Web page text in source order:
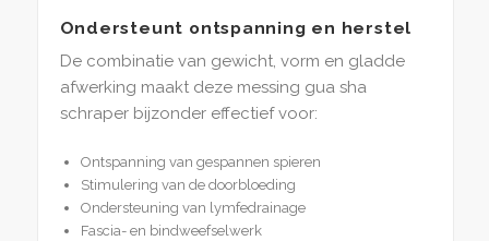
Ondersteunt ontspanning en herstel
De combinatie van gewicht, vorm en gladde
afwerking maakt deze messing gua sha
schraper bijzonder effectief voor:
Ontspanning van gespannen spieren
Stimulering van de doorbloeding
Ondersteuning van lymfedrainage
Fascia- en bindweefselwerk